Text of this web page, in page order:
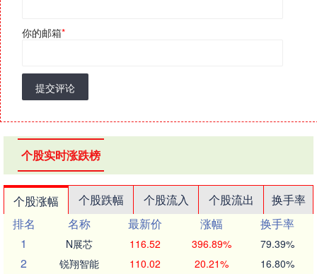
你的邮箱*
提交评论
个股实时涨跌榜
个股涨幅 个股跌幅 个股流入 个股流出
换手率
排名
名称 最新价 涨幅
换手率
1
N展芯 116.52 396.89% 79.39%
2 锐翔智能 110.02 20.21% 16.80%